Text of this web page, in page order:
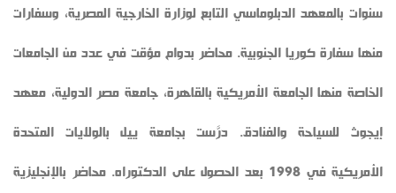
سنوات بالمعهد الدبلوماسي التابع لوزارة الخارجية المصرية، وسفارات
منها سفارة كوريا الجنوبية. محاضر بدوام مؤقت في عدد من الجامعات
الخاصة منها الجامعة الأمريكية بالقاهرة، جامعة مصر الدولية، معهد
إيجوث للسياحة والفنادق. درَّست بجامعة ييل بالولايات المتحدة
الأمريكية في 1998 بعد الحصول على الدكتوراه. محاضر بالإنجليزية